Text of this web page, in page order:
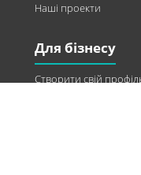
Наші проекти
Для бізнесу
Створити свій